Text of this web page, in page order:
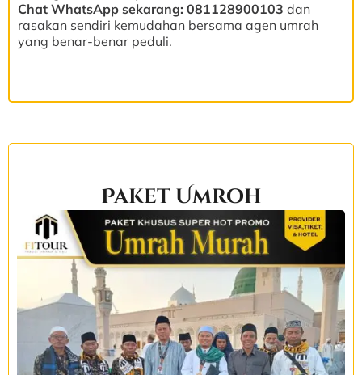
Chat WhatsApp sekarang: 081128900103 dan
rasakan sendiri kemudahan bersama agen umrah
yang benar-benar peduli.
Paket Umroh